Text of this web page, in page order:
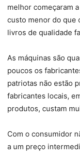
melhor começaram
custo menor do que
livros de qualidade
As máquinas são
poucos os
patriotas não estão
fabricantes locais,
produtos, custam
Com o consumidor
a um preço